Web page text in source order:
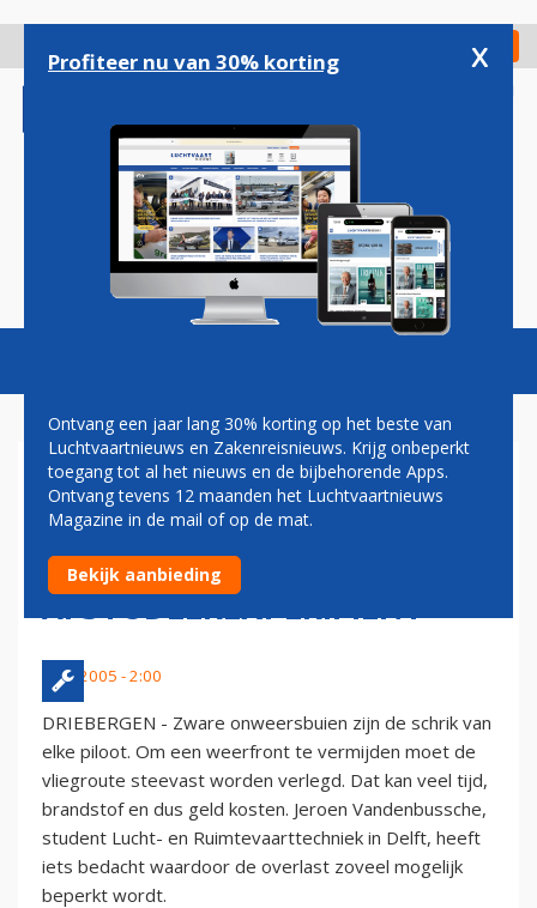
gaan
Check in
Magazine Podcasts Vacatures
EFFICI&#235NT
ONWEERSBUIEN VERMIJDEN
MET
AFSTUDEEREXPERIMENT
2 juli 2005 - 2:00
DRIEBERGEN - Zware onweersbuien zijn de schrik van
elke piloot. Om een weerfront te vermijden moet de
vliegroute steevast worden verlegd. Dat kan veel tijd,
brandstof en dus geld kosten. Jeroen Vandenbussche,
student Lucht- en Ruimtevaarttechniek in Delft, heeft
iets bedacht waardoor de overlast zoveel mogelijk
beperkt wordt.
Profiteer nu van 30% korting x
Ontvang een jaar lang 30% korting op het beste van
Luchtvaartnieuws en Zakenreisnieuws. Krijg onbeperkt
toegang tot al het nieuws en de bijbehorende Apps.
Ontvang tevens 12 maanden het Luchtvaartnieuws
Magazine in de mail of op de mat.
Bekijk aanbieding